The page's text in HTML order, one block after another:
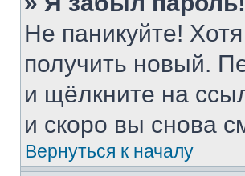
Не паникуйте!
получить новый.
и щёлкните на
и скоро вы снова
Вернуться к началу